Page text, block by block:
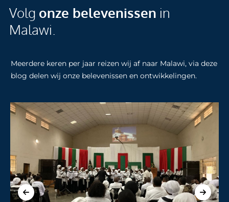
Volg onze belevenissen in
Malawi.
Meerdere keren per jaar reizen wij af naar Malawi, via deze
blog delen wij onze belevenissen en ontwikkelingen.